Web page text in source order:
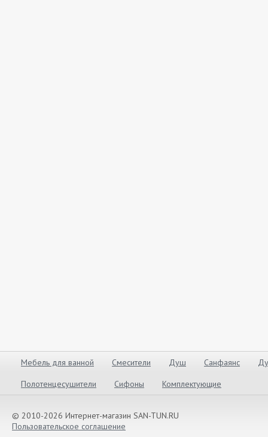
Мебель для ванной Смесители Душ Санфаянс
Полотенцесушители
Сифоны Комплектующие
© 2010-2026 Интернет-магазин SAN-TUN.RU
Пользовательское соглашение